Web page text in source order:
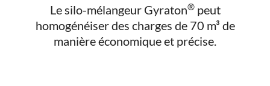
Le silo-mélangeur Gyraton®peut
homogénéiser des charges de 70 m³ de
manière économique et précise.